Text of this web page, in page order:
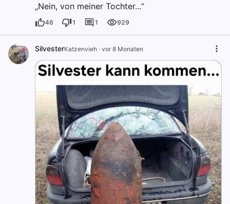
„Nein, von meiner Tochter...“
46 1 1 929
SilvesterKatzenvieh · vor 8 Monaten